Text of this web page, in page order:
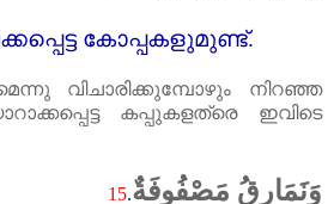
കോപ്പകളുമുണ്ട്‌.
വിചാരിക്കുമ്പോഴും നിറഞ്ഞ
കപ്പുകളത്രെ ഇവിടെ
15.وَنَمَارِقُ مَصْفُوفَةٌ